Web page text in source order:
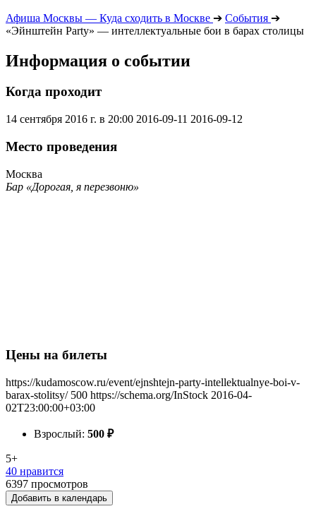
Афиша Москвы — Куда сходить в Москве ➔ События ➔
«Эйнштейн Party» — интеллектуальные бои в барах столицы
Информация о событии
Когда проходит
14 сентября 2016 г. в 20:00 2016-09-11 2016-09-12
Место проведения
Москва
Бар «Дорогая, я перезвоню»
Цены на билеты
https://kudamoscow.ru/event/ejnshtejn-party-intellektualnye-boi-v-
barax-stolitsy/ 500 https://schema.org/InStock 2016-04-
02T23:00:00+03:00
Взрослый: 500 ₽
5+
40 нравится
6397 просмотров
Добавить в календарь